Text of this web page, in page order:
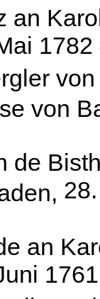
an
1782
von
de
an
1761